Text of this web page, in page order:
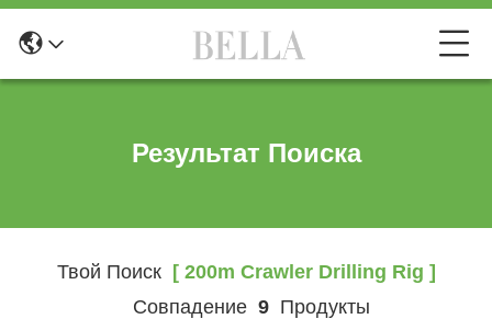
Результат Поиска
Твой Поиск[ 200m Crawler Drilling Rig ]
Совпадение 9 Продукты